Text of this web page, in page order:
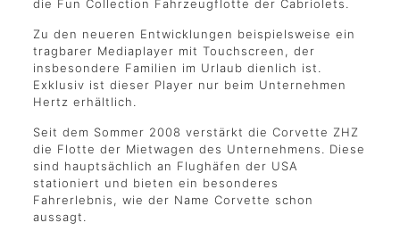
die Fun Collection Fahrzeugflotte der Cabriolets.
Zu den neueren Entwicklungen beispielsweise ein
tragbarer Mediaplayer mit Touchscreen, der
insbesondere Familien im Urlaub dienlich ist.
Exklusiv ist dieser Player nur beim Unternehmen
Hertz erhältlich.
Seit dem Sommer 2008 verstärkt die Corvette ZHZ
die Flotte der Mietwagen des Unternehmens. Diese
sind hauptsächlich an Flughäfen der USA
stationiert und bieten ein besonderes
Fahrerlebnis, wie der Name Corvette schon
aussagt.